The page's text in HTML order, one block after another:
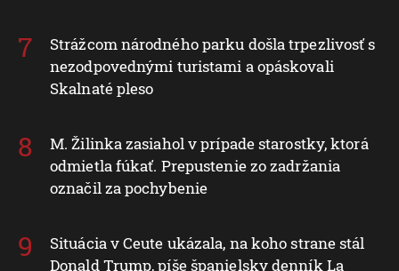
Strážcom národného parku došla trpezlivosť s
nezodpovednými turistami a opáskovali
Skalnaté pleso
M. Žilinka zasiahol v prípade starostky, ktorá
odmietla fúkať. Prepustenie zo zadržania
označil za pochybenie
Situácia v Ceute ukázala, na koho strane stál
Donald Trump, píše španielsky denník La